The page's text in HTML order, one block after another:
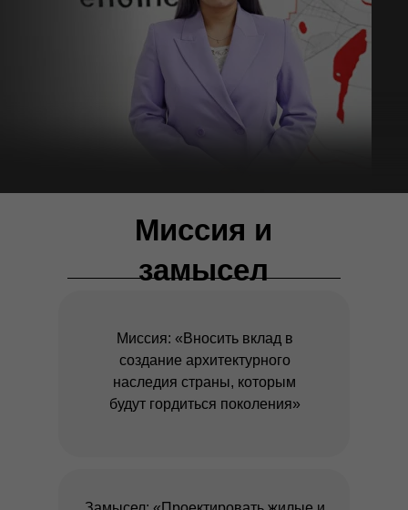
Миссия и
замысел
Миссия: «Вносить вклад в
создание архитектурного
наследия страны, которым
будут гордиться поколения»